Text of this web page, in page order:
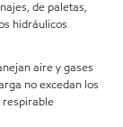
de paletas,
hidráulicos
aire y gases
no excedan los
respirable